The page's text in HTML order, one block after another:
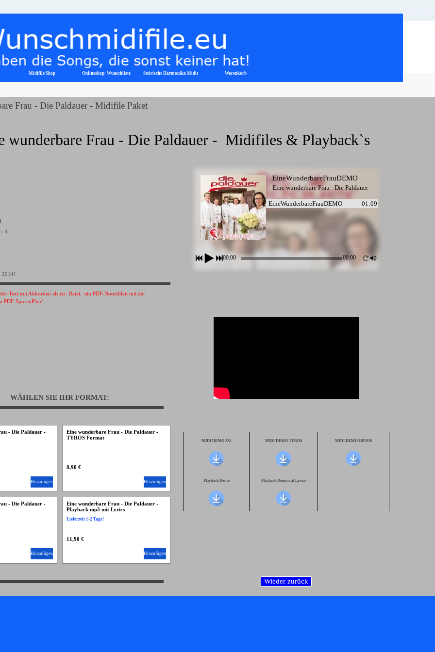
Menü überspringen
Midifile Shop ▼
Onlineshop: Wunschliste Steirische Harmonika Midis ▼
Warenkorb
Frau - Die Paldauer - Midifile Paket
wunderbare Frau - Die Paldauer -  Midifiles & Playback`s
EineWunderbareFrauDEMO
Eine wunderbare Frau - Die Paldauer
EineWunderbareFrauDEMO 01:09
00:00 00:00
4
2014!
Text mit Akkorden als txt. Datei, ein PDF-Notenblatt mit der
PDF-SpurenPlan!
WÄHLEN SIE IHR FORMAT:
- Die Paldauer -
Hinzufügen
Eine wunderbare Frau - Die Paldauer -
TYROS Format
8,90 €
Hinzufügen
- Die Paldauer -
Hinzufügen
Eine wunderbare Frau - Die Paldauer -
Playback mp3 mit Lyrics
Lieferzeit 1-2 Tage!
11,90 €
Hinzufügen
MIDI DEMO XG MIDI DEMO TYROS MIDI DEMO GENOS
Playback Demo Playback Demo mit Lyrics